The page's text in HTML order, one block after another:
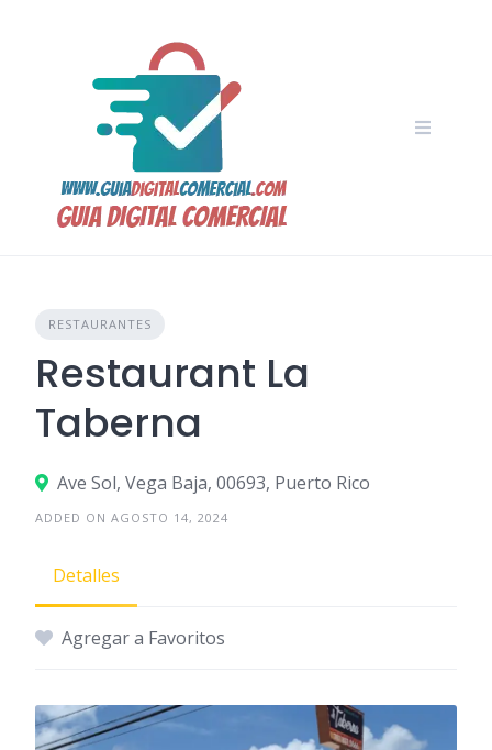
RESTAURANTES
Restaurant La
Taberna
Ave Sol, Vega Baja, 00693, Puerto Rico
ADDED ON AGOSTO 14, 2024
Detalles
Agregar a Favoritos